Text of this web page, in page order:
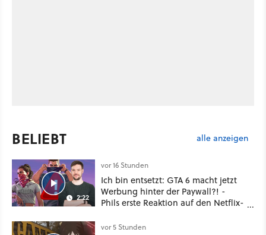
BELIEBT alle anzeigen
2:22
vor 16 Stunden
Ich bin entsetzt: GTA 6 macht jetzt
Werbung hinter der Paywall?! -
Phils erste Reaktion auf den Netflix-
vor 5 Stunden